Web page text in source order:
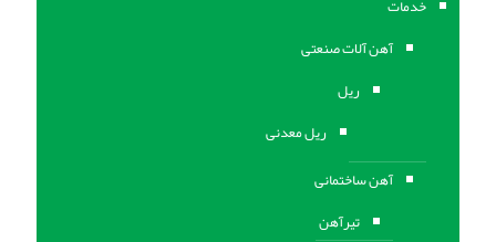
خدمات
آهن آلات صنعتی
ریل
ریل معدنی
آهن ساختمانی
تیرآهن